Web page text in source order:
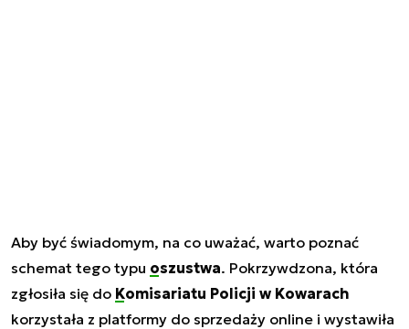
Aby być świadomym, na co uważać, warto poznać
schemat tego typu oszustwa. Pokrzywdzona, która
zgłosiła się do Komisariatu Policji w Kowarach
korzystała z platformy do sprzedaży online i wystawiła